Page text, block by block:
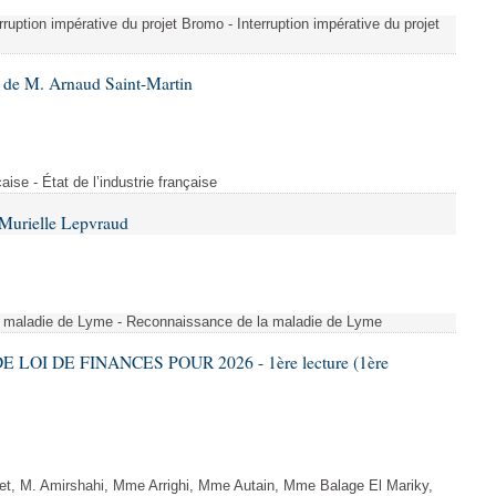
impérative du projet Bromo - Interruption impérative du projet
M. Arnaud Saint-Martin
- État de l’industrie française
Lepvraud
de Lyme - Reconnaissance de la maladie de Lyme
LOI DE FINANCES POUR 2026 - 1ère lecture (1ère
M. Amirshahi, Mme Arrighi, Mme Autain, Mme Balage El Mariky,